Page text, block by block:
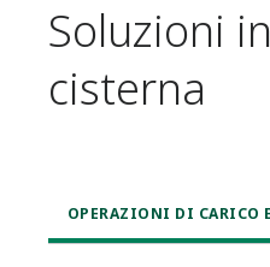
Soluzioni
cisterna​
OPERAZIONI DI CARICO